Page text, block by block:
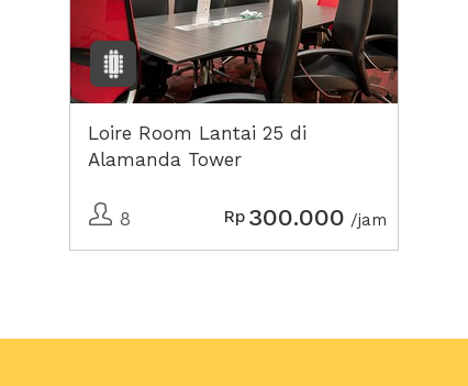
Loire Room Lantai 25 di
Alamanda Tower
8 Rp 300.000 /jam